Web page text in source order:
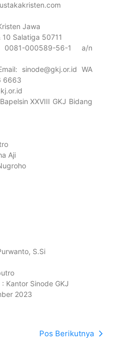
Jawa
Salatiga 50711
0081-000589-56-1 a/n
sinode@gkj.or.id WA
6663
XXVIII GKJ Bidang
Aji
S.Si
Kantor Sinode GKJ
2023
Pos Berikutnya